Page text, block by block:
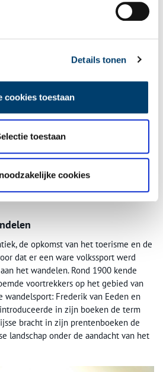
Details tonen
cookies toestaan
toestaan
cookies
met plan van Bad Zandvoort, 1902. Beeld: Noord-
de opkomst van het toerisme en de
dat er een ware volkssport werd
het wandelen. Rond 1900 kende
voortrekkers op het gebied van
wandelsport: Frederik van Eeden en
introduceerde in zijn boeken de term
bracht in zijn prentenboeken de
landschap onder de aandacht van het